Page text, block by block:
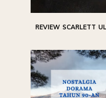
REVIEW SCARLETT